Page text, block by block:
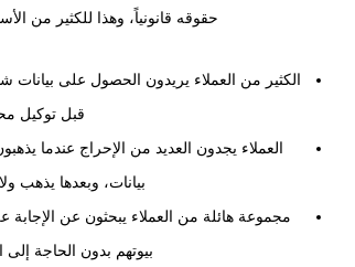
حقوقه قانونياً، وهذا للكثير من
الكثير من العملاء يريدون الحصول على
قبل توكيل
العملاء يجدون العديد من الإحراج عندما
بيانات، وبعدها يذهب
مجموعة هائلة من العملاء يبحثون عن الإجابة
بيوتهم بدون الحاجة